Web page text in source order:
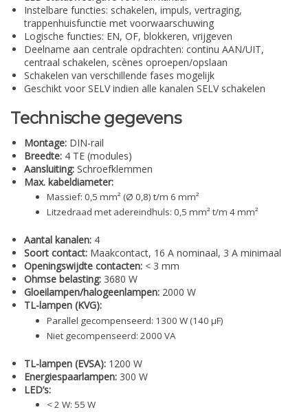
Instelbare functies: schakelen, impuls, vertraging,
trappenhuisfunctie met voorwaarschuwing
Logische functies: EN, OF, blokkeren, vrijgeven
Deelname aan centrale opdrachten: continu AAN/UIT,
centraal schakelen, scènes oproepen/opslaan
Schakelen van verschillende fases mogelijk
Geschikt voor SELV indien alle kanalen SELV schakelen
Technische gegevens
Montage: DIN-rail
Breedte: 4 TE (modules)
Aansluiting: Schroefklemmen
Max. kabeldiameter:
Massief: 0,5 mm² (Ø 0,8) t/m 6 mm²
Litzedraad met adereindhuls: 0,5 mm² t/m 4 mm²
Aantal kanalen: 4
Soort contact: Maakcontact, 16 A nominaal, 3 A minimaal
Openingswijdte contacten: < 3 mm
Ohmse belasting: 3680 W
Gloeilampen/halogeenlampen: 2000 W
TL-lampen (KVG):
Parallel gecompenseerd: 1300 W (140 µF)
Niet gecompenseerd: 2000 VA
TL-lampen (EVSA): 1200 W
Energiespaarlampen: 300 W
LED’s:
< 2 W: 55 W